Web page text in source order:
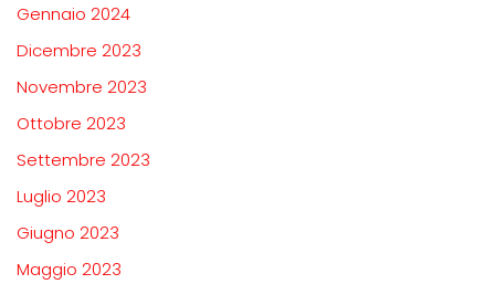
Gennaio 2024
Dicembre 2023
Novembre 2023
Ottobre 2023
Settembre 2023
Luglio 2023
Giugno 2023
Maggio 2023